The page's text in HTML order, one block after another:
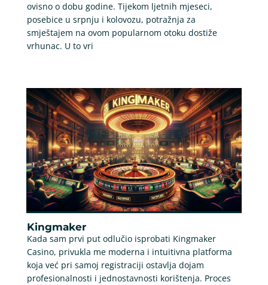
ovisno o dobu godine. Tijekom ljetnih mjeseci,
posebice u srpnju i kolovozu, potražnja za
smještajem na ovom popularnom otoku dostiže
vrhunac. U to vri
Kingmaker
Kada sam prvi put odlučio isprobati Kingmaker
Casino, privukla me moderna i intuitivna platforma
koja već pri samoj registraciji ostavlja dojam
profesionalnosti i jednostavnosti korištenja. Proces